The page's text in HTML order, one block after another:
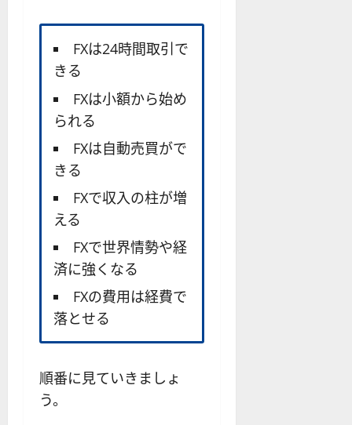
FXは24時間取引で
きる
FXは小額から始め
られる
FXは自動売買がで
きる
FXで収入の柱が増
える
FXで世界情勢や経
済に強くなる
FXの費用は経費で
落とせる
順番に見ていきましょ
う。